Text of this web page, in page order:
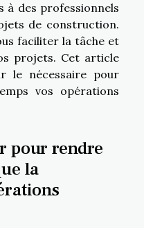
à des professionnels
de construction.
faciliter la tâche et
projets. Cet article
le nécessaire pour
vos opérations
pour rendre
la